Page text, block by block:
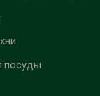
посуды